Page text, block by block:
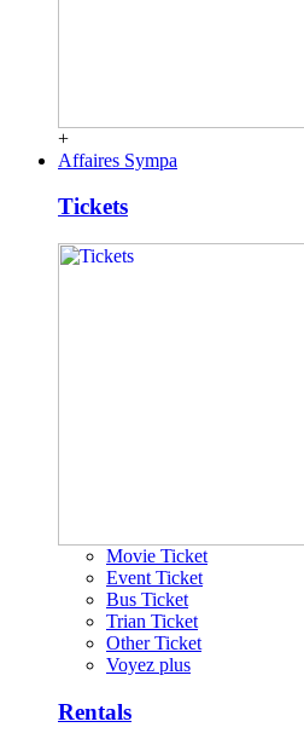
+
Affaires Sympa
Tickets
Movie Ticket
Event Ticket
Bus Ticket
Trian Ticket
Other Ticket
Voyez plus
Rentals